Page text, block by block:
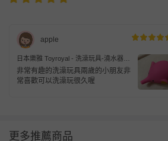
apple
日本樂雅 Toyroyal - 洗澡玩具-澆水器洗
澡組-1.5歲起
非常有趣的洗澡玩具兩歲的小朋友非
常喜歡可以洗澡玩很久喔
更多推薦商品